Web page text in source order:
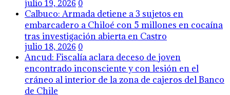
julio 19, 2026 0
Calbuco: Armada detiene a 3 sujetos en
embarcadero a Chiloé con 5 millones en cocaína
tras investigación abierta en Castro
julio 18, 2026 0
Ancud: Fiscalía aclara deceso de joven
encontrado inconsciente y con lesión en el
cráneo al interior de la zona de cajeros del Banco
de Chile